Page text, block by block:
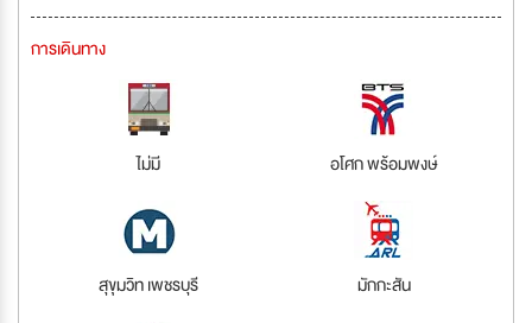
การเดินทาง
ไม่มี อโศก พร้อมพงษ์
สุขุมวิท เพชรบุรี มักกะสัน